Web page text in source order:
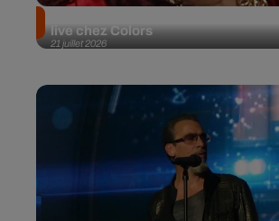
21 juillet 2026
live chez Colors